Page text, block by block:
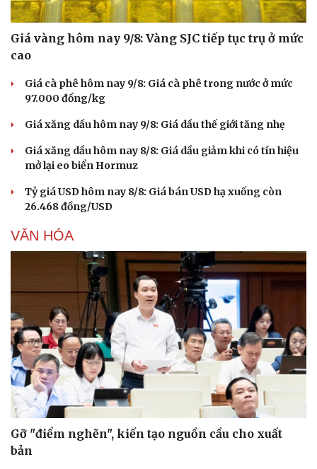
Văn hóa
Sân khấu - Điện ảnh
Văn học
Âm nhạc
Di sản
Giải trí
Nghệ sĩ
Thời trang
Sao Việt
Giá vàng hôm nay 9/8: Vàng SJC tiếp tục trụ ở mức
cao
Giá cà phê hôm nay 9/8: Giá cà phê trong nước ở mức
97.000 đồng/kg
Giá xăng dầu hôm nay 9/8: Giá dầu thế giới tăng nhẹ
Giá xăng dầu hôm nay 8/8: Giá dầu giảm khi có tín hiệu
mở lại eo biển Hormuz
Tỷ giá USD hôm nay 8/8: Giá bán USD hạ xuống còn
26.468 đồng/USD
VĂN HÓA
Gỡ "điểm nghẽn", kiến tạo nguồn cầu cho xuất
bản